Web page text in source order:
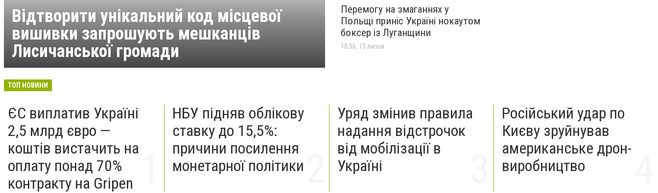
Відтворити унікальний код місцевої
вишивки запрошують мешканців
Лисичанської громади
Перемогу на змаганнях у
Польщі приніс Україні нокаутом
боксер із Луганщини
10:56, 15 липня
ТОП НОВИНИ
ЄС виплатив Україні
2,5 млрд євро —
коштів вистачить на
оплату понад 70%
контракту на Gripen
НБУ підняв облікову
ставку до 15,5%:
причини посилення
монетарної політики
Уряд змінив правила
надання відстрочок
від мобілізації в
Україні
Російський удар по
Києву зруйнував
американське дрон-
виробництво